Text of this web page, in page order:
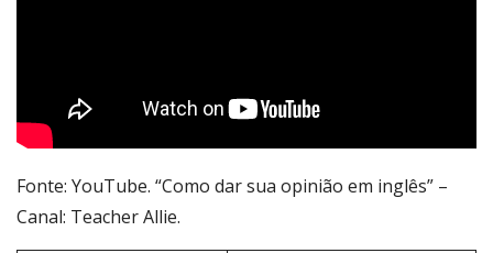
Fonte: YouTube. “Como dar sua opinião em inglês” –
Canal: Teacher Allie.